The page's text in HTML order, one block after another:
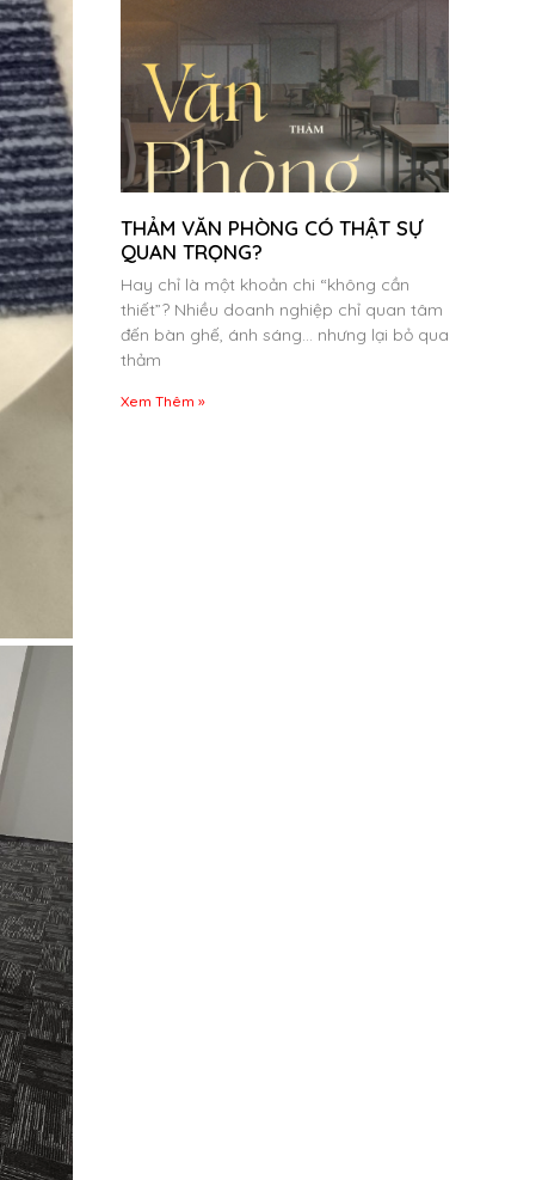
THẢM VĂN PHÒNG CÓ THẬT SỰ
QUAN TRỌNG?
Hay chỉ là một khoản chi “không cần
thiết”? Nhiều doanh nghiệp chỉ quan tâm
đến bàn ghế, ánh sáng… nhưng lại bỏ qua
thảm
Xem Thêm »